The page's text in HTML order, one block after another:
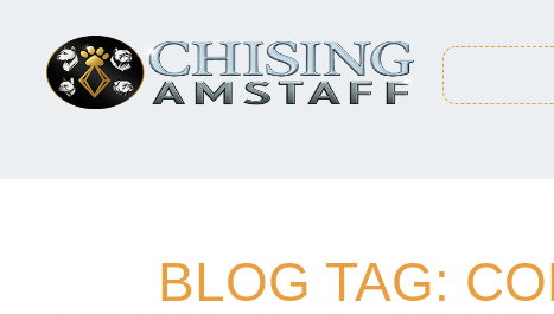
BLOG TAG: